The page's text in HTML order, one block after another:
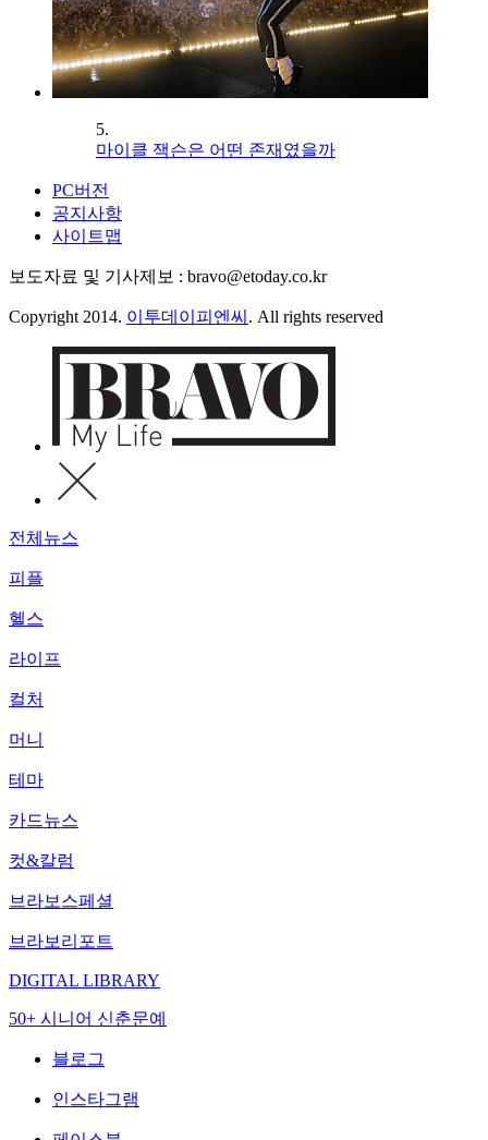
5.
마이클 잭슨은 어떤 존재였을까
PC버전
공지사항
사이트맵
보도자료 및 기사제보 : bravo@etoday.co.kr
Copyright 2014. 이투데이피엔씨 . All rights reserved
전체뉴스
피플
헬스
라이프
컬처
머니
테마
카드뉴스
컷&칼럼
브라보스페셜
브라보리포트
DIGITAL LIBRARY
50+ 시니어 신춘문예
블로그
인스타그램